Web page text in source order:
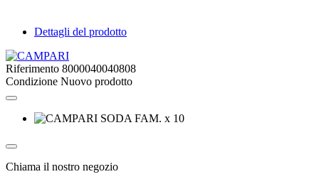
Dettagli del prodotto
Riferimento 8000040040808
Condizione Nuovo prodotto
Chiama il nostro negozio